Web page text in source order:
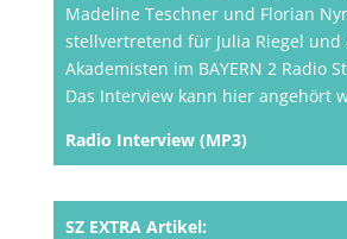
Madeline Teschner und Florian
stellvertretend für Julia Riegel und
Akademisten im BAYERN 2 Radio
Das Interview kann hier angehört
Radio Interview (MP3)
SZ EXTRA Artikel: